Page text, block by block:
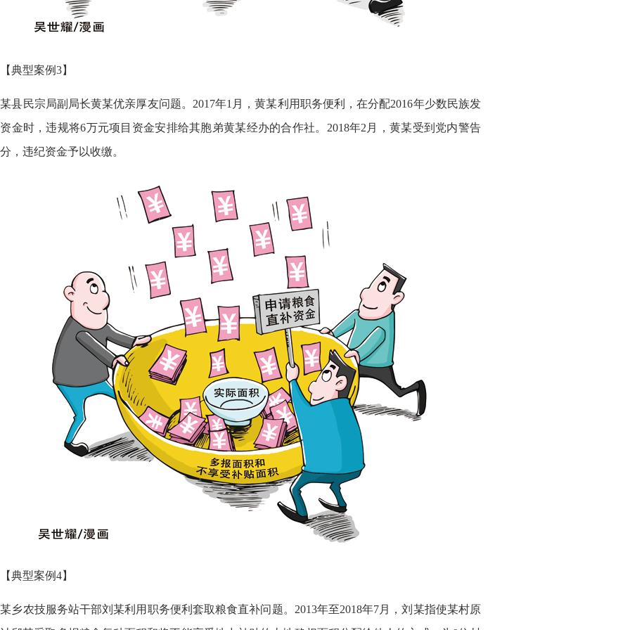
型案例3】
民宗局副局长黄某优亲厚友问题。2017年1月，黄某利用职务便利，在分配2016年少数民族发
金时，违规将6万元项目资金安排给其胞弟黄某经办的合作社。2018年2月，黄某受到党内警告
，违纪资金予以收缴。
型案例4】
农技服务站干部刘某利用职务便利套取粮食直补问题。2013年至2018年7月，刘某指使某村原